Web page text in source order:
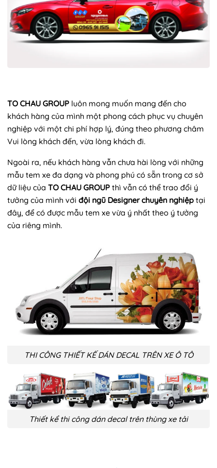
TO CHAU GROUP luôn mong muốn mang đến cho
khách hàng của mình một phong cách phục vụ chuyên
nghiệp với một chi phí hợp lý, đúng theo phương châm
Vui lòng khách đến, vừa lòng khách đi.
Ngoài ra, nếu khách hàng vẫn chưa hài lòng với những
mẫu tem xe đa dạng và phong phú có sẵn trong cơ sở
dữ liệu của TO CHAU GROUP thì vẫn có thể trao đổi ý
tưởng của mình với đội ngũ Designer chuyên nghiệp tại
đây, để có được mẫu tem xe vừa ý nhất theo ý tưởng
của riêng mình.
THI CÔNG THIẾT KẾ DÁN DECAL TRÊN XE Ô TÔ
Thiết kể thi công dán decal trên thùng xe tải